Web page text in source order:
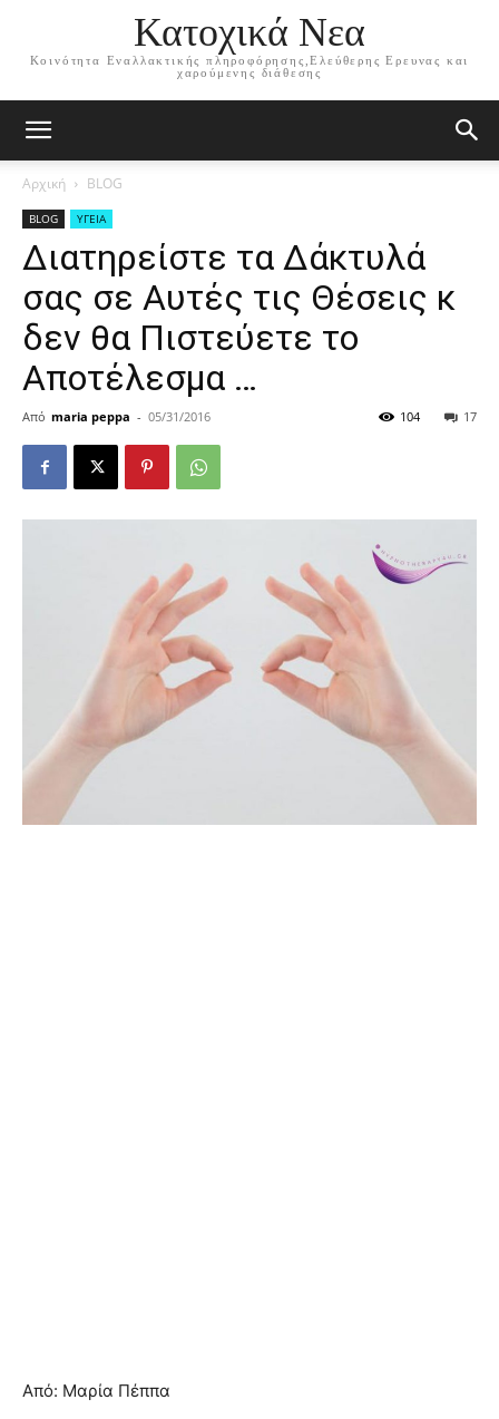
Κατοχικά Νεα
Κοινότητα Εναλλακτικής πληροφόρησης,Ελεύθερης Ερευνας και
χαρούμενης διάθεσης
Αρχική BLOG
BLOG ΥΓΕΙΑ
Διατηρείστε τα Δάκτυλά
σας σε Αυτές τις Θέσεις κ
δεν θα Πιστεύετε το
Αποτέλεσμα …
Από maria peppa - 05/31/2016 17
104
Από: Μαρία Πέππα